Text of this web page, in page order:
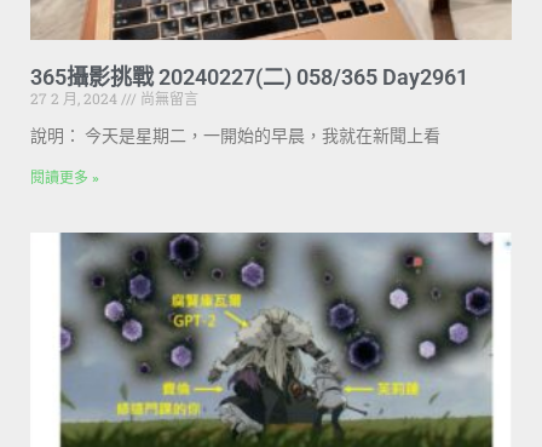
365攝影挑戰 20240227(二) 058/365 Day2961
27 2 月, 2024
尚無留言
說明： 今天是星期二，一開始的早晨，我就在新聞上看
閱讀更多 »